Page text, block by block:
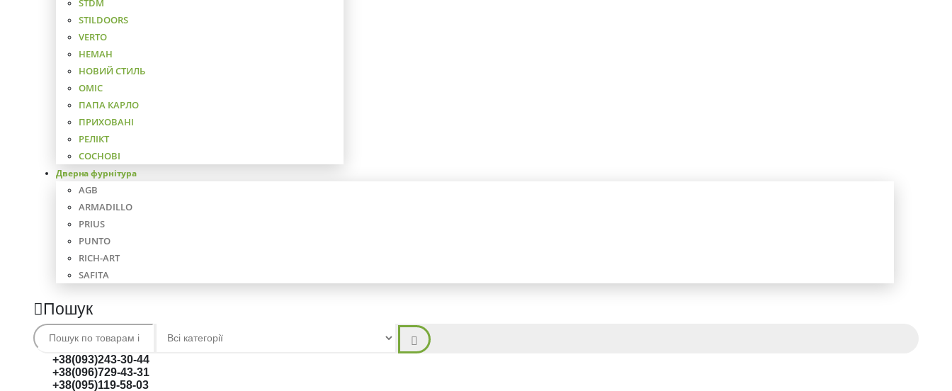
STDM
STILDOORS
VERTO
НЕМАН
НОВИЙ СТИЛЬ
ОМІС
ПАПА КАРЛО
ПРИХОВАНІ
РЕЛІКТ
СОСНОВІ
Дверна фурнітура
AGB
ARMADILLO
PRIUS
PUNTO
RICH-ART
SAFITA
Пошук
+38(093)243-30-44
+38(096)729-43-31
+38(095)119-58-03